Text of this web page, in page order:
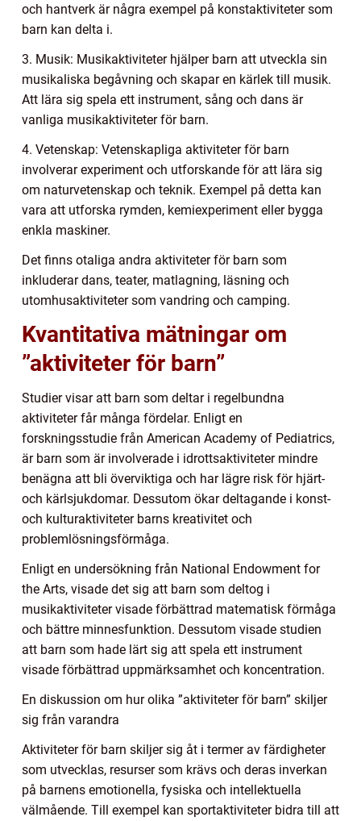
och hantverk är några exempel på konstaktiviteter som
barn kan delta i.
3. Musik: Musikaktiviteter hjälper barn att utveckla sin
musikaliska begåvning och skapar en kärlek till musik.
Att lära sig spela ett instrument, sång och dans är
vanliga musikaktiviteter för barn.
4. Vetenskap: Vetenskapliga aktiviteter för barn
involverar experiment och utforskande för att lära sig
om naturvetenskap och teknik. Exempel på detta kan
vara att utforska rymden, kemiexperiment eller bygga
enkla maskiner.
Det finns otaliga andra aktiviteter för barn som
inkluderar dans, teater, matlagning, läsning och
utomhusaktiviteter som vandring och camping.
Kvantitativa mätningar om
”aktiviteter för barn”
Studier visar att barn som deltar i regelbundna
aktiviteter får många fördelar. Enligt en
forskningsstudie från American Academy of Pediatrics,
är barn som är involverade i idrottsaktiviteter mindre
benägna att bli överviktiga och har lägre risk för hjärt-
och kärlsjukdomar. Dessutom ökar deltagande i konst-
och kulturaktiviteter barns kreativitet och
problemlösningsförmåga.
Enligt en undersökning från National Endowment for
the Arts, visade det sig att barn som deltog i
musikaktiviteter visade förbättrad matematisk förmåga
och bättre minnesfunktion. Dessutom visade studien
att barn som hade lärt sig att spela ett instrument
visade förbättrad uppmärksamhet och koncentration.
En diskussion om hur olika ”aktiviteter för barn” skiljer
sig från varandra
Aktiviteter för barn skiljer sig åt i termer av färdigheter
som utvecklas, resurser som krävs och deras inverkan
på barnens emotionella, fysiska och intellektuella
välmående. Till exempel kan sportaktiviteter bidra till att